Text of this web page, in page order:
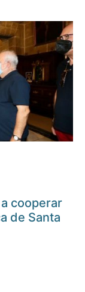
cooperar
de Santa